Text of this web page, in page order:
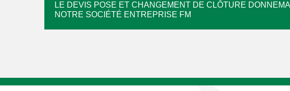
LE DEVIS POSE ET CHANGEMENT DE CLÔTURE
NOTRE SOCIÉTÉ ENTREPRISE FM